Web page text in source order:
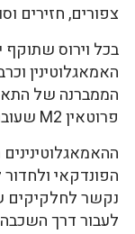
צפורים, חזירים
האמאגלוטינין
הממברנה של התא
פרוטאין M2 שעובר דרך הממברנה ומשמש תעלת יונים.
הפונדקאי
נקשר לחלקיקים
לעבור דרך